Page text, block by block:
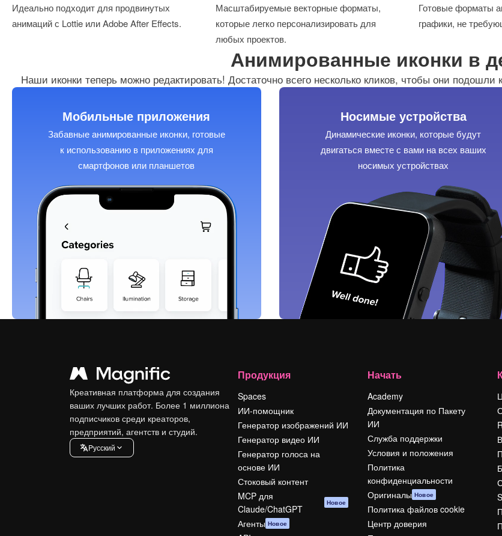
Идеально подходит для продвинутых
анимаций с Lottie или Adobe After Effects.
Масштабируемые векторные форматы,
которые легко персонализировать для
любых проектов.
Готовые форматы
графики, не
Анимированные иконки в
Наши иконки теперь можно редактировать! Достаточно всего несколько кликов, чтобы они
Мобильные приложения
Забавные анимированные иконки, готовые
к использованию в приложениях для
смартфонов или планшетов
Носимые устройства
Динамические иконки, которые будут
двигаться вместе с вами на всех ваших
носимых устройствах
Креативная платформа для создания
ваших лучших работ. Более 1 миллиона
подписчиков среди креаторов,
предприятий, агентств и студий.
Pусский
Продукция
Spaces
ИИ-помощник
Генератор изображений ИИ
Генератор видео ИИ
Генератор голоса на
основе ИИ
Стоковый контент
MCP для
Claude/ChatGPT
Новое
Агенты Новое
Начать
Academy
Документация по Пакету
ИИ
Служба поддержки
Условия и положения
Политика
конфиденциальности
Оригиналы Новое
Политика файлов cookie
Центр доверия